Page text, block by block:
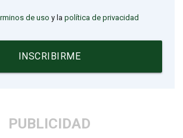
de uso y lapolítica de privacidad
INSCRIBIRME
PUBLICIDAD